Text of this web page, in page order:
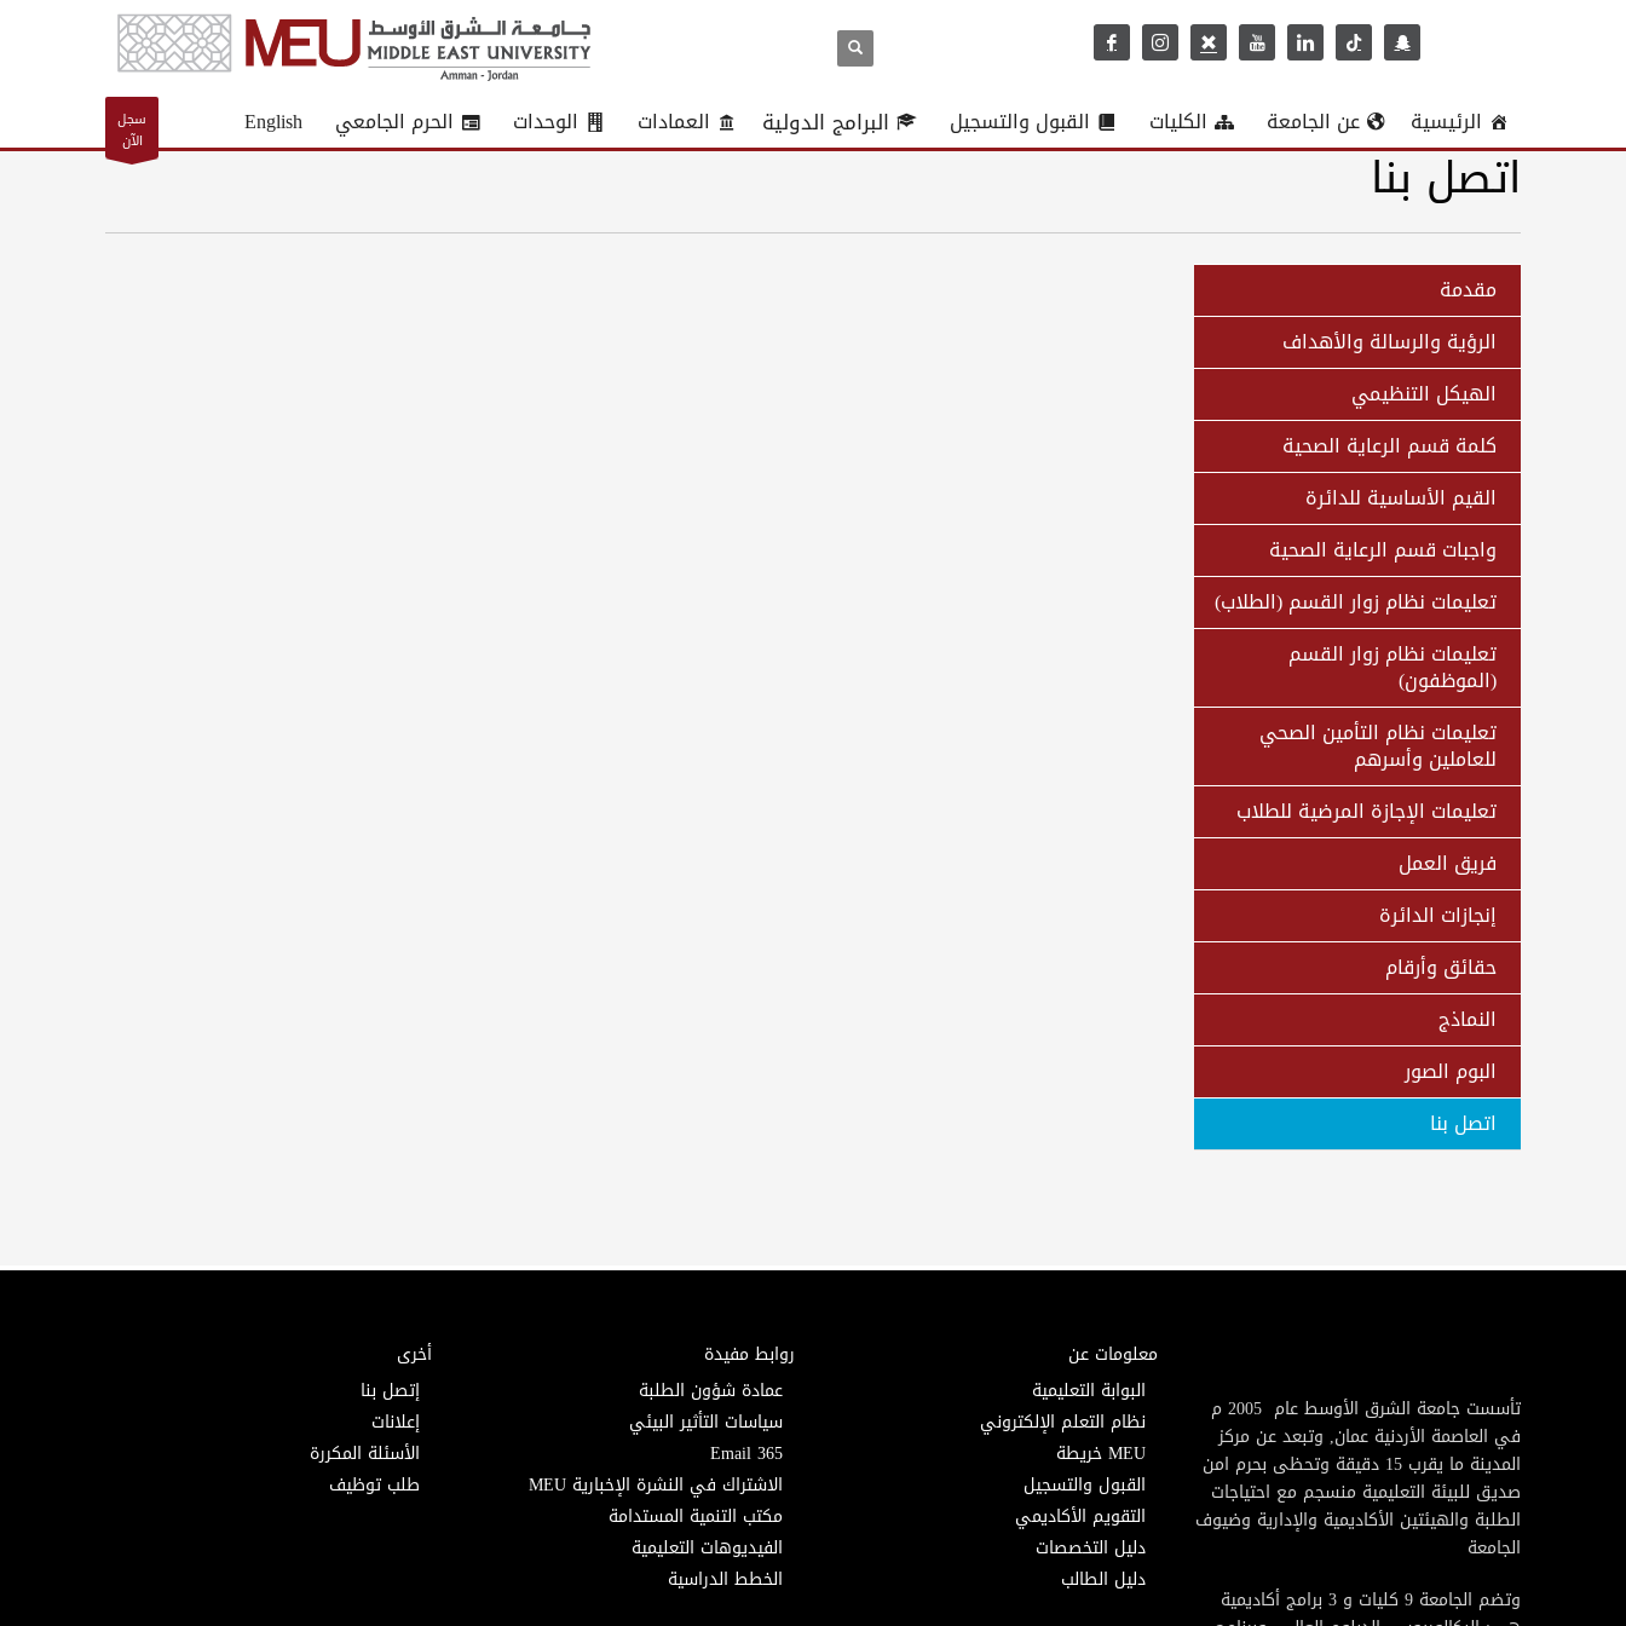
الرئيسية عن الجامعة الكليات القبول والتسجيل البرامج الدولية العمادات الوحدات الحرم الجامعي English
سجل
الآن
اتصل بنا
مقدمة
الرؤية والرسالة والأهداف
الهيكل التنظيمي
كلمة قسم الرعاية الصحية
القيم الأساسية للدائرة
واجبات قسم الرعاية الصحية
تعليمات نظام زوار القسم (الطلاب)
تعليمات نظام زوار القسم
(الموظفون)
تعليمات نظام التأمين الصحي
للعاملين وأسرهم
تعليمات الإجازة المرضية للطلاب
فريق العمل
إنجازات الدائرة
حقائق وأرقام
النماذج
البوم الصور
اتصل بنا
تأسست جامعة الشرق الأوسط عام 2005 م
في العاصمة الأردنية عمان, وتبعد عن مركز
المدينة ما يقرب 15 دقيقة وتحظى بحرم امن
صديق للبيئة التعليمية منسجم مع احتياجات
الطلبة والهيئتين الأكاديمية والإدارية وضيوف
الجامعة
وتضم الجامعة 9 كليات و 3 برامج أكاديمية
معلومات عن
البوابة التعليمية
نظام التعلم الإلكتروني
MEU خريطة
القبول والتسجيل
التقويم الأكاديمي
دليل التخصصات
دليل الطالب
روابط مفيدة
عمادة شؤون الطلبة
سياسات التأثير البيئي
Email 365
الاشتراك في النشرة الإخبارية MEU
مكتب التنمية المستدامة
الفيديوهات التعليمية
الخطط الدراسية
أخرى
إتصل بنا
إعلانات
الأسئلة المكررة
طلب توظيف